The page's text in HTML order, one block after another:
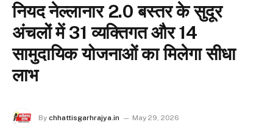
नियद नेल्लानार 2.0 बस्तर के सुदूर
अंचलों में 31 व्यक्तिगत और 14
सामुदायिक योजनाओं का मिलेगा सीधा
लाभ
By chhattisgarhrajya.in May 29, 2026